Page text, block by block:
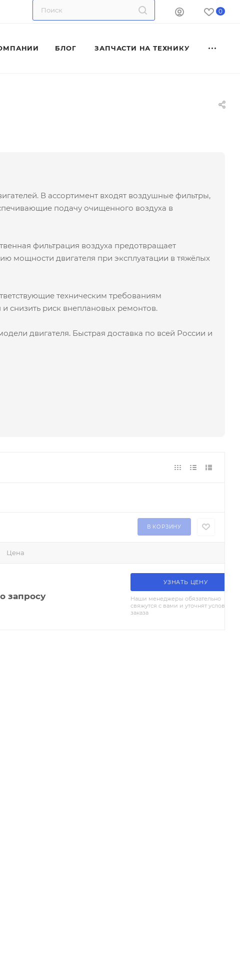
0
БЛОГ ЗАПЧАСТИ НА ТЕХНИКУ
В ассортимент входят воздушные фильтры,
подачу очищенного воздуха в
фильтрация воздуха предотвращает
мощности двигателя при эксплуатации в тяжёлых
техническим требованиям
снизить риск внеплановых ремонтов.
двигателя. Быстрая доставка по всей России и
В КОРЗИНУ
Цена
запросу
УЗНАТЬ ЦЕНУ
Наши менеджеры обязательно
свяжутся с вами и уточнят условия
заказа